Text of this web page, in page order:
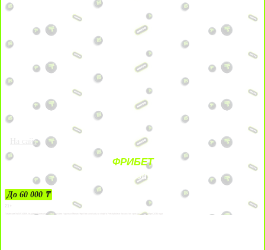
На сайт
ФРИБЕТ
ЗА ДЕПОЗИТЫ
До 60 000 ₸
21+
Лицензии №24514359, выданной комитетом индустрии туризма Министерства культуры и спорта Республики Казахстан срок до 27 сентября 2034 года.